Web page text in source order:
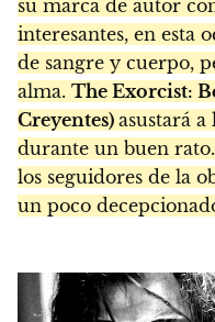
su marca de autor
interesantes, en esta
de sangre y cuerpo,
alma. The Exorcist:
Creyentes) asustará a
durante un buen
los seguidores de la
un poco